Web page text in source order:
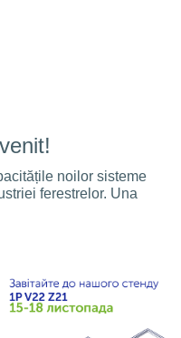
noilor sisteme
ferestrelor. Una